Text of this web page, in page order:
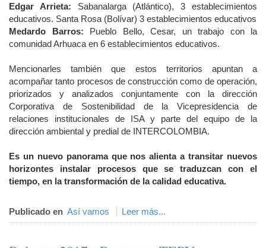
Edgar Arrieta: Sabanalarga (Atlántico), 3 establecimientos
educativos. Santa Rosa (Bolívar) 3 establecimientos educativos
Medardo Barros: Pueblo Bello, Cesar, un trabajo con la
comunidad Arhuaca en 6 establecimientos educativos.
Mencionarles también que estos territorios apuntan a
acompañar tanto procesos de construcción como de operación,
priorizados y analizados conjuntamente con la dirección
Corporativa de Sostenibilidad de la Vicepresidencia de
relaciones institucionales de ISA y parte del equipo de la
dirección ambiental y predial de INTERCOLOMBIA.
Es un nuevo panorama que nos alienta a transitar nuevos
horizontes instalar procesos que se traduzcan con el
tiempo, en la transformación de la calidad educativa.
Publicado en Así vamos Leer más...